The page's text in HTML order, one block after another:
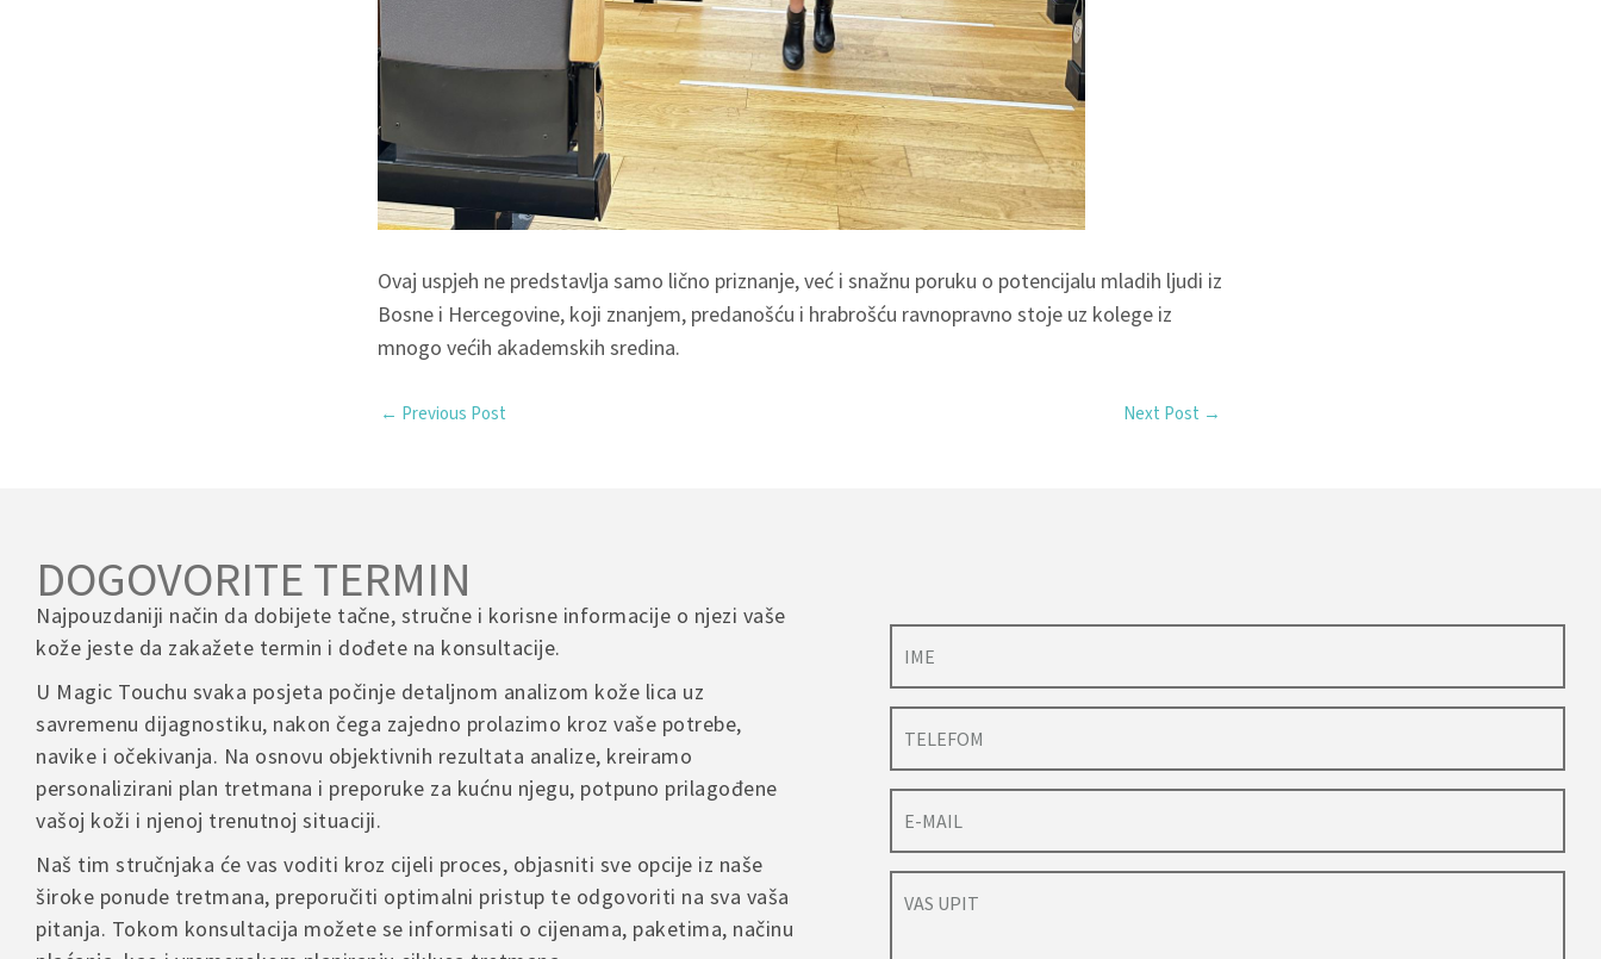
Ovaj uspjeh ne predstavlja samo lično priznanje, već i snažnu poruku o potencijalu mladih ljudi iz
Bosne i Hercegovine, koji znanjem, predanošću i hrabrošću ravnopravno stoje uz kolege iz
mnogo većih akademskih sredina.
← Previous Post Next Post →
DOGOVORITE TERMIN
Najpouzdaniji način da dobijete tačne, stručne i korisne informacije o njezi vaše
kože jeste da zakažete termin i dođete na konsultacije.
U Magic Touchu svaka posjeta počinje detaljnom analizom kože lica uz
savremenu dijagnostiku, nakon čega zajedno prolazimo kroz vaše potrebe,
navike i očekivanja. Na osnovu objektivnih rezultata analize, kreiramo
personalizirani plan tretmana i preporuke za kućnu njegu, potpuno prilagođene
vašoj koži i njenoj trenutnoj situaciji.
Naš tim stručnjaka će vas voditi kroz cijeli proces, objasniti sve opcije iz naše
široke ponude tretmana, preporučiti optimalni pristup te odgovoriti na sva vaša
pitanja. Tokom konsultacija možete se informisati o cijenama, paketima, načinu